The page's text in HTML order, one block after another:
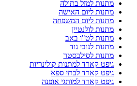
מתנות למזל בתולה
מתנות ליום האישה
מתנות ליום המשפחה
מתנות לולנטיין
מתנות לט"ו באב
מתנות לנובי גוד
מתנות לסילבסטר
גיפט קארד למתנות קולינריות
גיפט קארד לבתי ספא
גיפט קארד למותגי אופנה